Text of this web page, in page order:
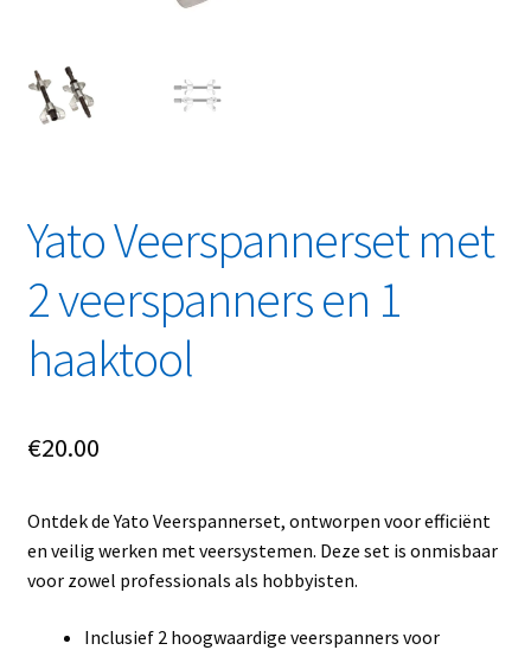
My account
Overzicht
Privacybeleid
Retourbeleid
Yato Veerspannerset met
2 veerspanners en 1
haaktool
€20.00
Ontdek de Yato Veerspannerset, ontworpen voor efficiënt
en veilig werken met veersystemen. Deze set is onmisbaar
voor zowel professionals als hobbyisten.
Inclusief 2 hoogwaardige veerspanners voor